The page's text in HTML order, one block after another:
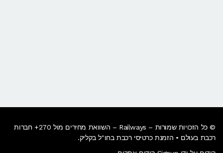
© כל הזכויות שמורות – Railways – השוואת מחירים מול 270+ חברות
רכבת בעולם • הזמנת כרטיסי רכבת בחו"ל בקליק​.